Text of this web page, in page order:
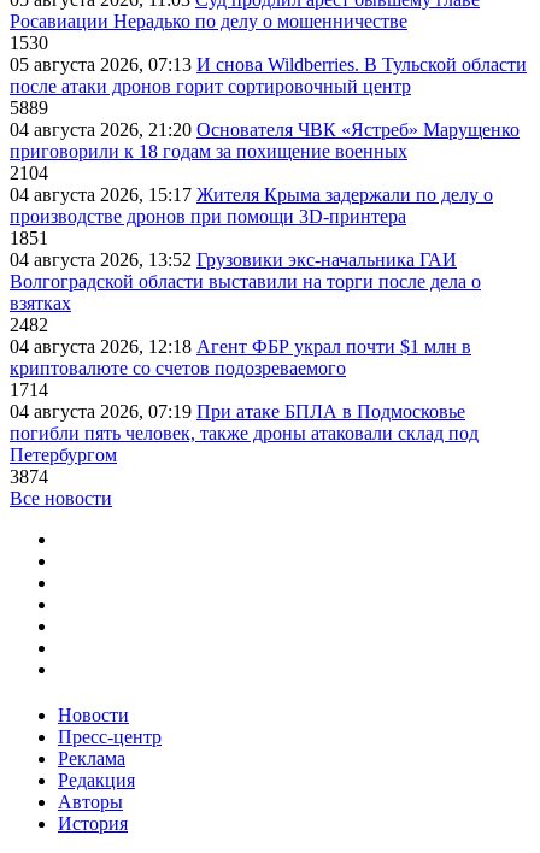
Росавиации Нерадько по делу о мошенничестве
1530
05 августа 2026, 07:13 И снова Wildberries. В Тульской области
после атаки дронов горит сортировочный центр
5889
04 августа 2026, 21:20 Основателя ЧВК «Ястреб» Марущенко
приговорили к 18 годам за похищение военных
2104
04 августа 2026, 15:17 Жителя Крыма задержали по делу о
производстве дронов при помощи 3D‑принтера
1851
04 августа 2026, 13:52 Грузовики экс-начальника ГАИ
Волгоградской области выставили на торги после дела о
взятках
2482
04 августа 2026, 12:18 Агент ФБР украл почти $1 млн в
криптовалюте со счетов подозреваемого
1714
04 августа 2026, 07:19 При атаке БПЛА в Подмосковье
погибли пять человек, также дроны атаковали склад под
Петербургом
3874
Все новости
Новости
Пресс-центр
Реклама
Редакция
Авторы
История